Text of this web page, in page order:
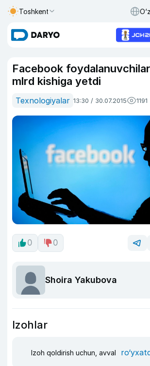
Toshkent
Facebook
mlrd kishiga yetdi
Texnologiyalar 13:30 / 30.07.2015 1191
0 0
Shoira Yakubova
Izohlar
Izoh qoldirish uchun, avval